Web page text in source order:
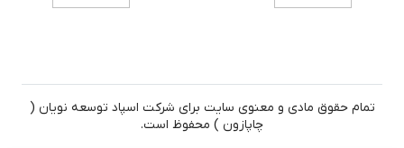
تمام حقوق مادی و معنوی سایت برای شرکت اسپاد توسعه نویان (
چاپازون ) محفوظ است.